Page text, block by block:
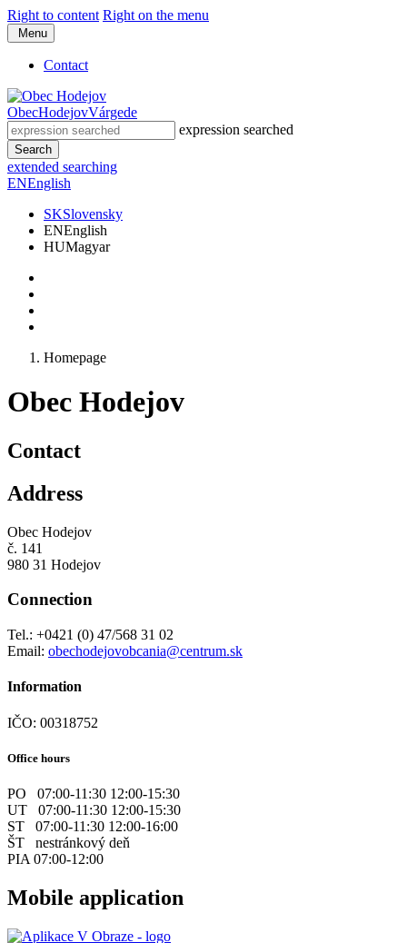
Right to content Right on the menu
Menu
Contact
ObecHodejovVárgede
expression searched
Search
extended searching
ENEnglish
SKSlovensky
ENEnglish
HUMagyar
Homepage
Obec Hodejov
Contact
Address
Obec Hodejov
č. 141
980 31 Hodejov
Connection
Tel.: +0421 (0) 47/568 31 02
Email: obechodejovobcania@centrum.sk
Information
IČO: 00318752
Office hours
PO 07:00-11:30 12:00-15:30
UT 07:00-11:30 12:00-15:30
ST 07:00-11:30 12:00-16:00
ŠT nestránkový deň
PIA 07:00-12:00
Mobile application